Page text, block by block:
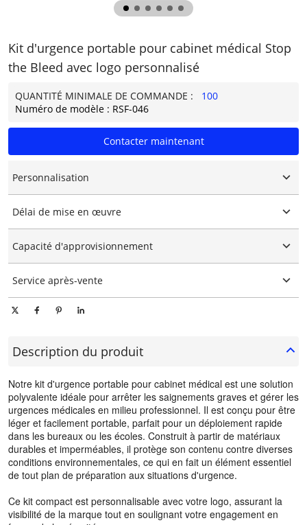
Kit d'urgence portable pour cabinet médical Stop
the Bleed avec logo personnalisé
QUANTITÉ MINIMALE DE COMMANDE :
100
Numéro de modèle : RSF-046
Contacter maintenant
Personnalisation
Emballage personnalisé
Délai de mise en œuvre
Capacité d'approvisionnement
Service après-vente
Description du produit
Notre kit d'urgence portable pour cabinet médical est une solution
polyvalente idéale pour arrêter les saignements graves et gérer les
urgences médicales en milieu professionnel. Il est conçu pour être
léger et facilement portable, parfait pour un déploiement rapide
dans les bureaux ou les écoles. Construit à partir de matériaux
durables et imperméables, il protège son contenu contre diverses
conditions environnementales, ce qui en fait un élément essentiel
de tout plan de préparation aux situations d'urgence.
Ce kit compact est personnalisable avec votre logo, assurant la
visibilité de la marque tout en soulignant votre engagement en